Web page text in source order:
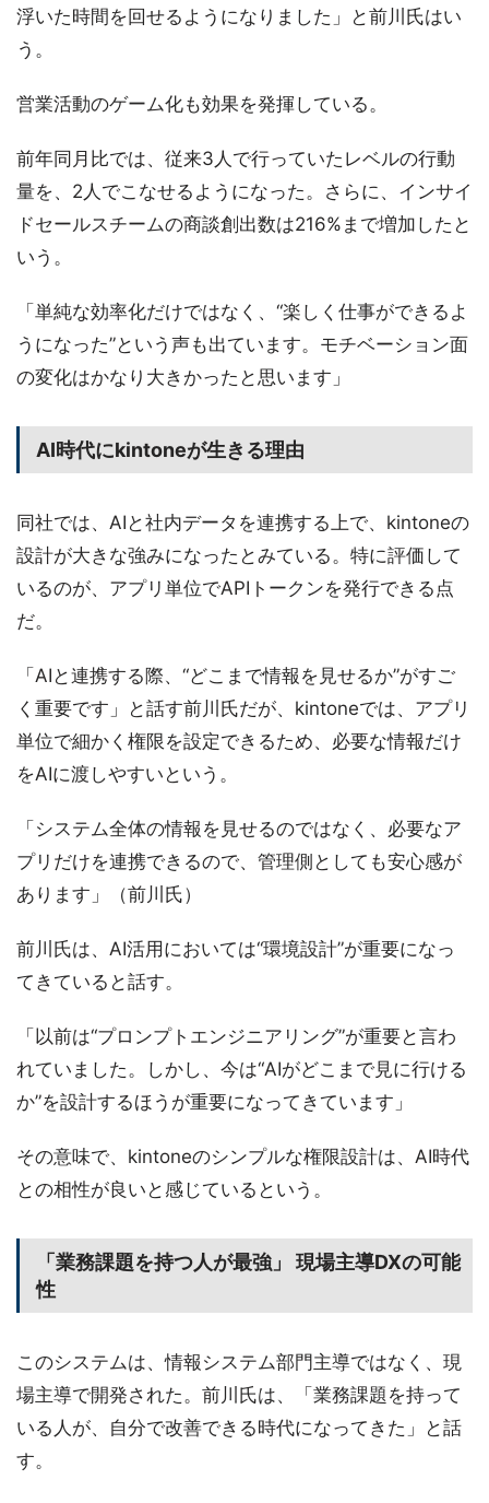
浮いた時間を回せるようになりました」と前川氏はい
う。
営業活動のゲーム化も効果を発揮している。
前年同月比では、従来3人で行っていたレベルの行動
量を、2人でこなせるようになった。さらに、インサイ
ドセールスチームの商談創出数は216%まで増加したと
いう。
「単純な効率化だけではなく、“楽しく仕事ができるよ
うになった”という声も出ています。モチベーション面
の変化はかなり大きかったと思います」
AI時代にkintoneが生きる理由
同社では、AIと社内データを連携する上で、kintoneの
設計が大きな強みになったとみている。特に評価して
いるのが、アプリ単位でAPIトークンを発行できる点
だ。
「AIと連携する際、“どこまで情報を見せるか”がすご
く重要です」と話す前川氏だが、kintoneでは、アプリ
単位で細かく権限を設定できるため、必要な情報だけ
をAIに渡しやすいという。
「システム全体の情報を見せるのではなく、必要なア
プリだけを連携できるので、管理側としても安心感が
あります」（前川氏）
前川氏は、AI活用においては“環境設計”が重要になっ
てきていると話す。
「以前は“プロンプトエンジニアリング”が重要と言わ
れていました。しかし、今は“AIがどこまで見に行ける
か”を設計するほうが重要になってきています」
その意味で、kintoneのシンプルな権限設計は、AI時代
との相性が良いと感じているという。
「業務課題を持つ人が最強」 現場主導DXの可能
性
このシステムは、情報システム部門主導ではなく、現
場主導で開発された。前川氏は、「業務課題を持って
いる人が、自分で改善できる時代になってきた」と話
す。